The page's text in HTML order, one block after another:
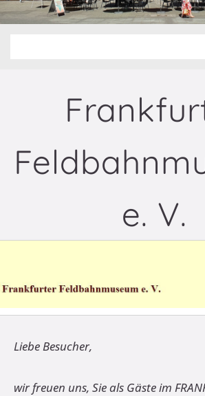
e. V.
Liebe Besucher,
wir freuen uns, Sie als Gäste im